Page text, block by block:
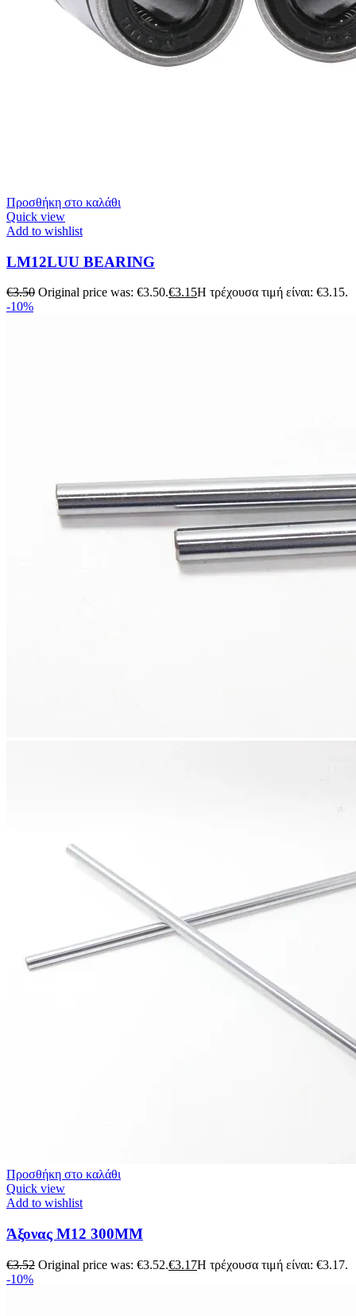
Προσθήκη στο καλάθι
Quick view
Add to wishlist
LM12LUU BEARING
€3.50 Original price was: €3.50.€3.15Η τρέχουσα τιμή είναι: €3.15.
-10%
Προσθήκη στο καλάθι
Quick view
Add to wishlist
Άξονας M12 300MM
€3.52 Original price was: €3.52.€3.17Η τρέχουσα τιμή είναι: €3.17.
-10%